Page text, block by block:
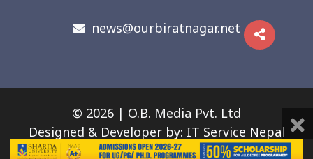
news@ourbiratnagar.net
© 2026 | O.B. Media Pvt. Ltd
Designed & Developer by: IT Service Nepal ×